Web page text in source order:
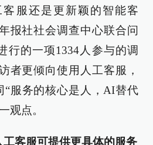
服还是更新颖的智能客
报社社会调查中心联合问
行的一项1334人参与的调
者更倾向使用人工客服，
“服务的核心是人，AI替代
观点。
客服可提供更具体的服务